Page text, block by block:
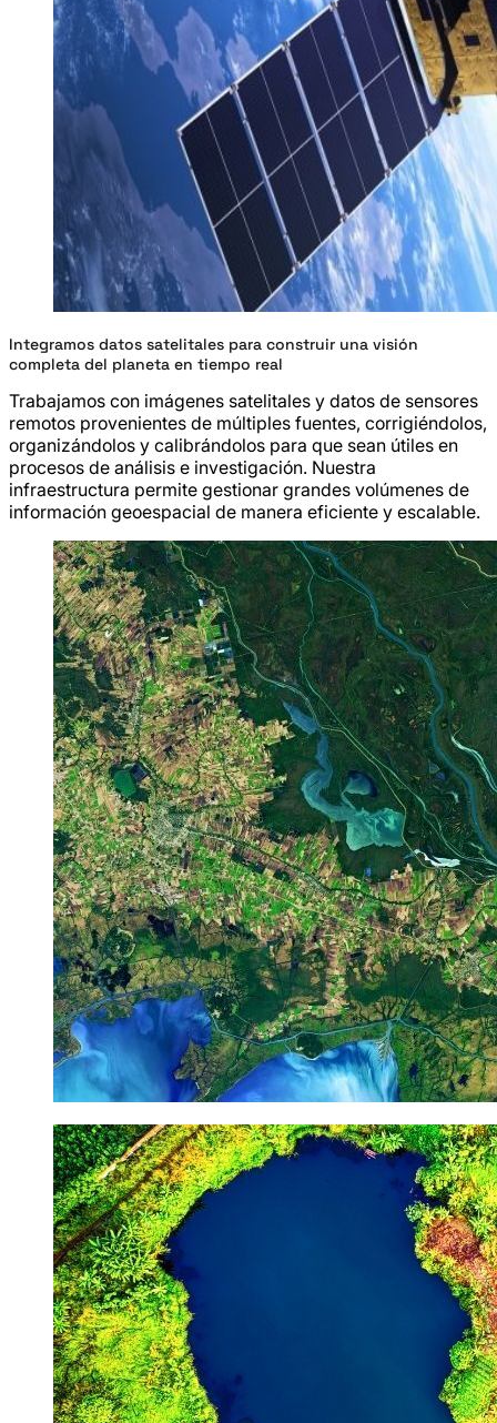
Integramos datos satelitales para construir una visión
completa del planeta en tiempo real
Trabajamos con imágenes satelitales y datos de sensores
remotos provenientes de múltiples fuentes, corrigiéndolos,
organizándolos y calibrándolos para que sean útiles en
procesos de análisis e investigación. Nuestra
infraestructura permite gestionar grandes volúmenes de
información geoespacial de manera eficiente y escalable.